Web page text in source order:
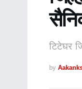
टिटेघर
by